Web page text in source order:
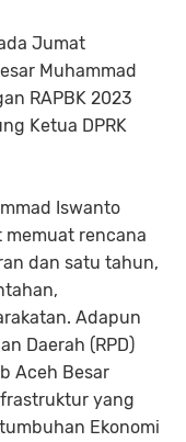
Jumat
Muhammad
RAPBK 2023
Ketua DPRK
Iswanto
memuat rencana
dan satu tahun,
Adapun
Daerah (RPD)
Aceh Besar
yang
Ekonomi